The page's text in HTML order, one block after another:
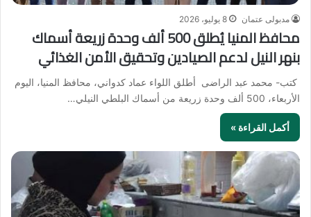
مدبولى عتمان 8 يوليو، 2026
محافظ المنيا يُطلق 500 ألف وحدة زريعة أسماك
بنهر النيل لدعم الصيادين وتحقيق الأمن الغذائي
كتب- محمد عبد الراضى أطلق اللواء عماد كدواني، محافظ المنيا، اليوم
الأربعاء، 500 ألف وحدة زريعة من أسماك البلطي النيلي…
أكمل القراءة »